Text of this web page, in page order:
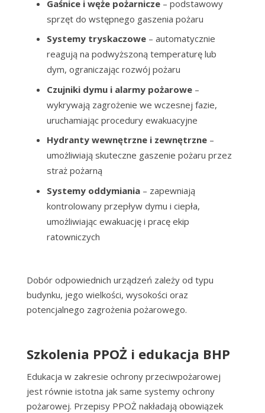
Gaśnice i węże pożarnicze – podstawowy
sprzęt do wstępnego gaszenia pożaru
Systemy tryskaczowe – automatycznie
reagują na podwyższoną temperaturę lub
dym, ograniczając rozwój pożaru
Czujniki dymu i alarmy pożarowe –
wykrywają zagrożenie we wczesnej fazie,
uruchamiając procedury ewakuacyjne
Hydranty wewnętrzne i zewnętrzne –
umożliwiają skuteczne gaszenie pożaru przez
straż pożarną
Systemy oddymiania – zapewniają
kontrolowany przepływ dymu i ciepła,
umożliwiając ewakuację i pracę ekip
ratowniczych
Dobór odpowiednich urządzeń zależy od typu
budynku, jego wielkości, wysokości oraz
potencjalnego zagrożenia pożarowego.
Szkolenia PPOŻ i edukacja BHP
Edukacja w zakresie ochrony przeciwpożarowej
jest równie istotna jak same systemy ochrony
pożarowej. Przepisy PPOŻ nakładają obowiązek